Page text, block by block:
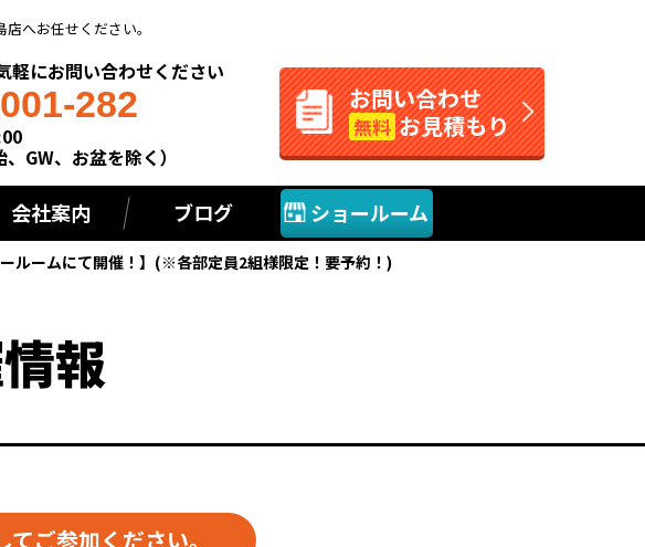
へお任せください。
軽にお問い合わせください
282
GW、お盆を除く）
お問い合わせ
無料 お見積もり
会社案内 ブログ ショールーム
ルームにて開催！】(※各部定員2組様限定！要予約！)
報
てご参加ください。